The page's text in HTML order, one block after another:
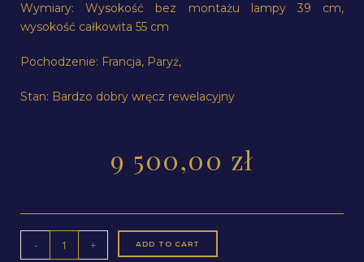
Wymiary: Wysokość bez montażu lampy 39 cm,
wysokość całkowita 55 cm
Pochodzenie: Francja, Paryż,
Stan: Bardzo dobry wręcz rewelacyjny
9 500,00 zł
- + ADD TO CART